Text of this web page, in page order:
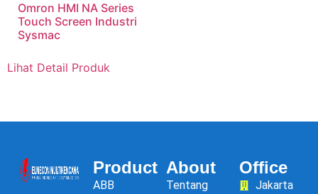
Omron HMI NA Series
Touch Screen Industri
Sysmac
Lihat Detail Produk
Product
ABB
About
Tentang
Office
Jakarta